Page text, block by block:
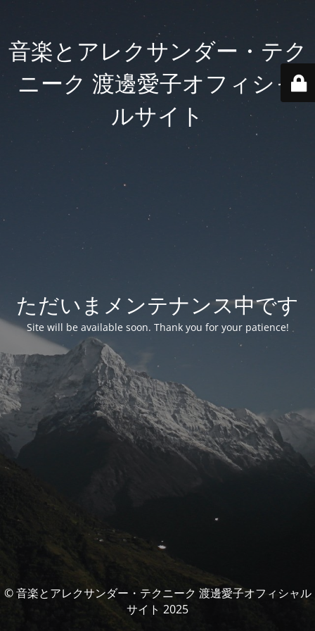
音楽とアレクサンダー・テク
ニーク 渡邊愛子オフィシャ
ルサイト
ただいまメンテナンス中です
Site will be available soon. Thank you for your patience!
© 音楽とアレクサンダー・テクニーク 渡邊愛子オフィシャル
サイト 2025